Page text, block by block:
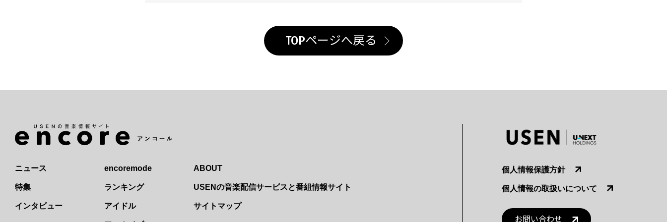
TOPページへ戻る
ニュース
特集
インタビュー
encoremode
ランキング
アイドル
ABOUT
USENの音楽配信サービスと番組情報サイト
サイトマップ
個人情報保護方針
個人情報の取扱いについて
お問い合わせ